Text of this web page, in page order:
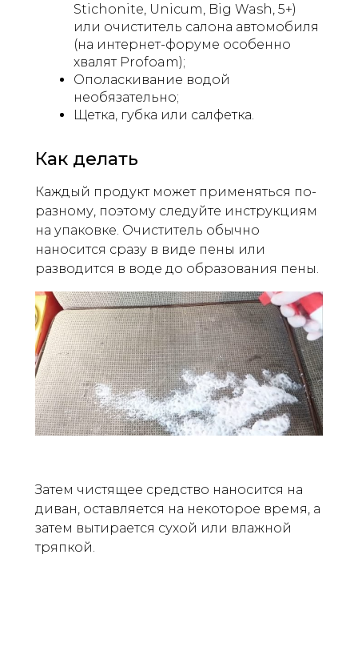
Stichonite, Unicum, Big Wash, 5+)
или очиститель салона автомобиля
(на интернет-форуме особенно
хвалят Profoam);
Ополаскивание водой
необязательно;
Щетка, губка или салфетка.
Как делать
Каждый продукт может применяться по-
разному, поэтому следуйте инструкциям
на упаковке. Очиститель обычно
наносится сразу в виде пены или
разводится в воде до образования пены.
Затем чистящее средство наносится на
диван, оставляется на некоторое время, а
затем вытирается сухой или влажной
тряпкой.